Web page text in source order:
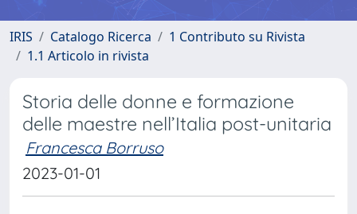
IRIS Catalogo Ricerca
1 Contributo su Rivista
1.1 Articolo in rivista
Storia delle donne e formazione
delle maestre nell’Italia post-unitaria
Francesca Borruso
2023-01-01